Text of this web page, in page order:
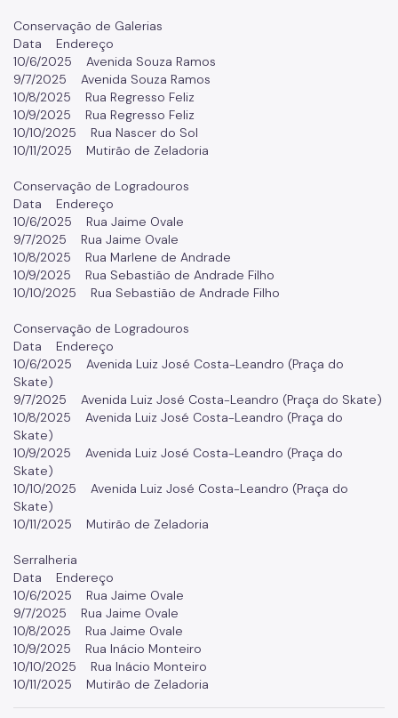
Conservação de Galerias
Data Endereço
10/6/2025 Avenida Souza Ramos
9/7/2025 Avenida Souza Ramos
10/8/2025 Rua Regresso Feliz
10/9/2025 Rua Regresso Feliz
10/10/2025 Rua Nascer do Sol
10/11/2025 Mutirão de Zeladoria
Conservação de Logradouros
Data Endereço
10/6/2025 Rua Jaime Ovale
9/7/2025 Rua Jaime Ovale
10/8/2025 Rua Marlene de Andrade
10/9/2025 Rua Sebastião de Andrade Filho
10/10/2025 Rua Sebastião de Andrade Filho
Conservação de Logradouros
Data Endereço
10/6/2025 Avenida Luiz José Costa-Leandro (Praça do
Skate)
9/7/2025 Avenida Luiz José Costa-Leandro (Praça do Skate)
10/8/2025 Avenida Luiz José Costa-Leandro (Praça do
Skate)
10/9/2025 Avenida Luiz José Costa-Leandro (Praça do
Skate)
10/10/2025 Avenida Luiz José Costa-Leandro (Praça do
Skate)
10/11/2025 Mutirão de Zeladoria
Serralheria
Data Endereço
10/6/2025 Rua Jaime Ovale
9/7/2025 Rua Jaime Ovale
10/8/2025 Rua Jaime Ovale
10/9/2025 Rua Inácio Monteiro
10/10/2025 Rua Inácio Monteiro
10/11/2025 Mutirão de Zeladoria